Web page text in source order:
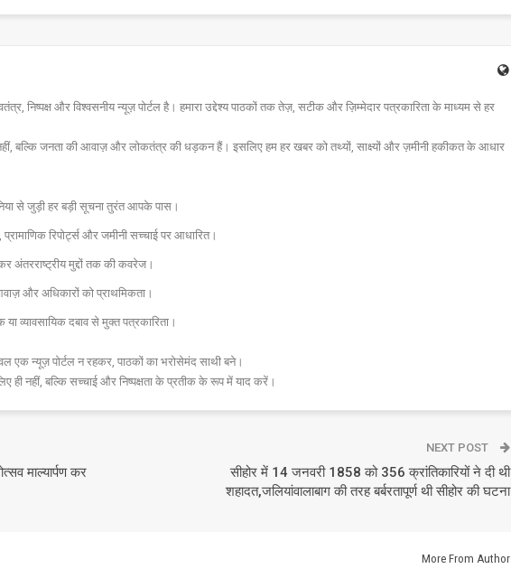
निष्पक्ष और विश्वसनीय न्यूज़ पोर्टल है। हमारा उद्देश्य पाठकों तक तेज़, सटीक और ज़िम्मेदार पत्रकारिता के माध्यम से हर
बल्कि जनता की आवाज़ और लोकतंत्र की धड़कन हैं। इसलिए हम हर खबर को तथ्यों, साक्ष्यों और ज़मीनी हकीकत के आधार
से जुड़ी हर बड़ी सूचना तुरंत आपके पास।
रिपोर्ट्स और जमीनी सच्चाई पर आधारित।
अंतरराष्ट्रीय मुद्दों तक की कवरेज।
और अधिकारों को प्राथमिकता।
या व्यावसायिक दबाव से मुक्त पत्रकारिता।
एक न्यूज़ पोर्टल न रहकर, पाठकों का भरोसेमंद साथी बने।
ही नहीं, बल्कि सच्चाई और निष्पक्षता के प्रतीक के रूप में याद करें।
माल्यार्पण कर
NEXT POST
सीहोर में 14 जनवरी 1858 को 356 क्रांतिकारियों ने दी थी
शहादत,जलियांवालाबाग की तरह बर्बरतापूर्ण थी सीहोर की घटना
More From Author